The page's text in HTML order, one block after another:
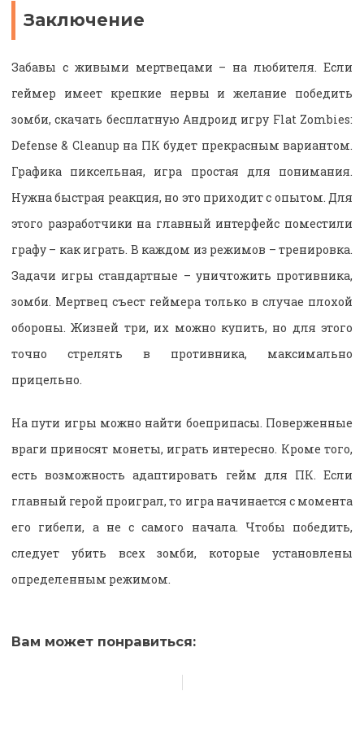
Заключение
Забавы с живыми мертвецами – на любителя. Если
геймер имеет крепкие нервы и желание победить
зомби, скачать бесплатную Андроид игру Flat Zombies:
Defense & Cleanup на ПК будет прекрасным вариантом.
Графика пиксельная, игра простая для понимания.
Нужна быстрая реакция, но это приходит с опытом. Для
этого разработчики на главный интерфейс поместили
графу – как играть. В каждом из режимов – тренировка.
Задачи игры стандартные – уничтожить противника,
зомби. Мертвец съест геймера только в случае плохой
обороны. Жизней три, их можно купить, но для этого
точно стрелять в противника, максимально
прицельно.
На пути игры можно найти боеприпасы. Поверженные
враги приносят монеты, играть интересно. Кроме того,
есть возможность адаптировать гейм для ПК. Если
главный герой проиграл, то игра начинается с момента
его гибели, а не с самого начала. Чтобы победить,
следует убить всех зомби, которые установлены
определенным режимом.
Вам может понравиться: